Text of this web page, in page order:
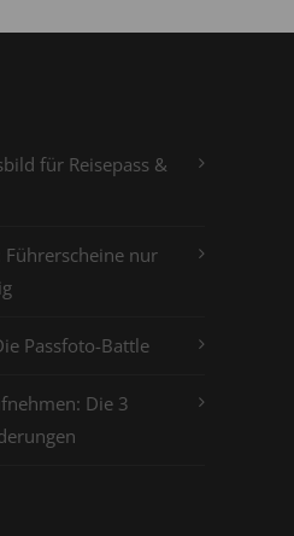
für Reisepass &
Führerscheine nur
Passfoto-Battle
Die 3